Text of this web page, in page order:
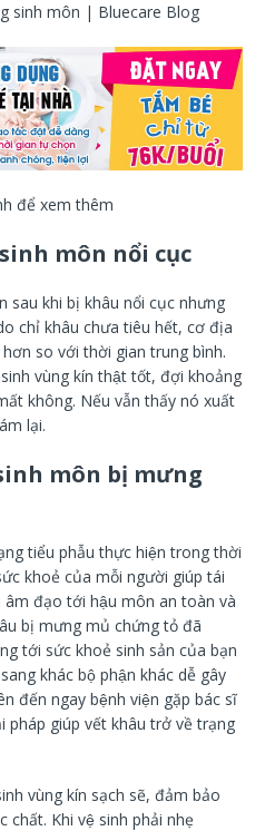
để xem thêm
môn nổi cục
sau khi bị khâu nổi cục nhưng
chỉ khâu chưa tiêu hết, cơ địa
so với thời gian trung bình.
vùng kín thật tốt, đợi khoảng
không. Nếu vẫn thấy nó xuất
lại.
môn bị mưng
tiểu phẫu thực hiện trong thời
khoẻ của mỗi người giúp tái
đạo tới hậu môn an toàn và
bị mưng mủ chứng tỏ đã
tới sức khoẻ sinh sản của bạn
khác bộ phận khác dễ gây
đến ngay bệnh viện gặp bác sĩ
giúp vết khâu trở về trạng
vùng kín sạch sẽ, đảm bảo
chất. Khi vệ sinh phải nhẹ